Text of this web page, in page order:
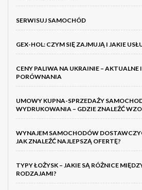
SERWISUJ SAMOCHÓD
GEX-HOL: CZYM SIĘ ZAJMUJĄ I JAKIE
CENY PALIWA NA UKRAINIE – AKTUALNE
PORÓWNANIA
UMOWY KUPNA-SPRZEDAŻY
WYDRUKOWANIA – GDZIE ZNALEŹĆ
WYNAJEM SAMOCHODÓW
JAK ZNALEŹĆ NAJLEPSZĄ OFERTĘ?
TYPY ŁOŻYSK – JAKIE SĄ RÓŻNICE
RODZAJAMI?